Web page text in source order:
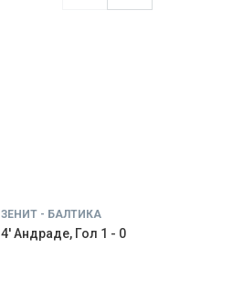
ЗЕНИТ - БАЛТИКА
4' Андраде, Гол 1 - 0